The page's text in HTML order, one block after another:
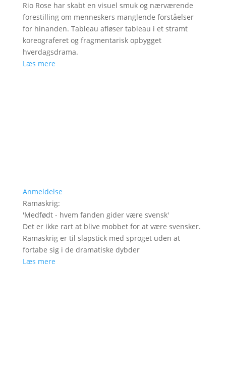
Rio Rose har skabt en visuel smuk og nærværende
forestilling om menneskers manglende forståelser
for hinanden. Tableau afløser tableau i et stramt
koreograferet og fragmentarisk opbygget
hverdagsdrama.
Læs mere
Anmeldelse
Ramaskrig:
'Medfødt - hvem fanden gider være svensk'
Det er ikke rart at blive mobbet for at være svensker.
Ramaskrig er til slapstick med sproget uden at
fortabe sig i de dramatiske dybder
Læs mere